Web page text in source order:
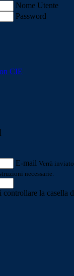
Nome Utente
Password
CIE
E-mail Verrà
necessarie.
la casella